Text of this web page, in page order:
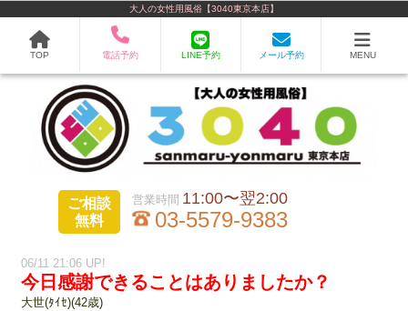
大人の女性用風俗【3040東京本店】
TOP 電話予約 LINE予約 メール予約 MENU
ご相談
無料
11:00〜翌2:00
03-5579-9383
06/11 21:06 UP!
今日感謝できることはありましたか？
大世(ﾀｲｾ)(42歳)